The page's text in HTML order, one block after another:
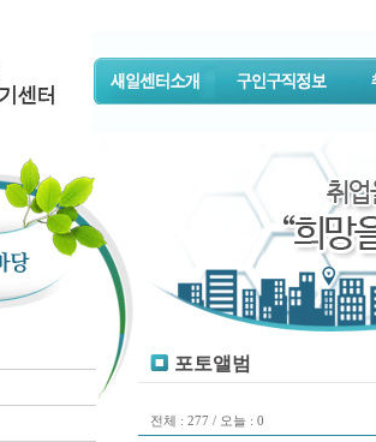
포토앨범
전체 : 277 / 오늘 : 0